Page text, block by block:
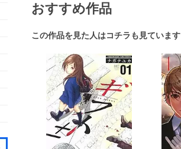
おすすめ作品
この作品を見た人はコチラも見ています